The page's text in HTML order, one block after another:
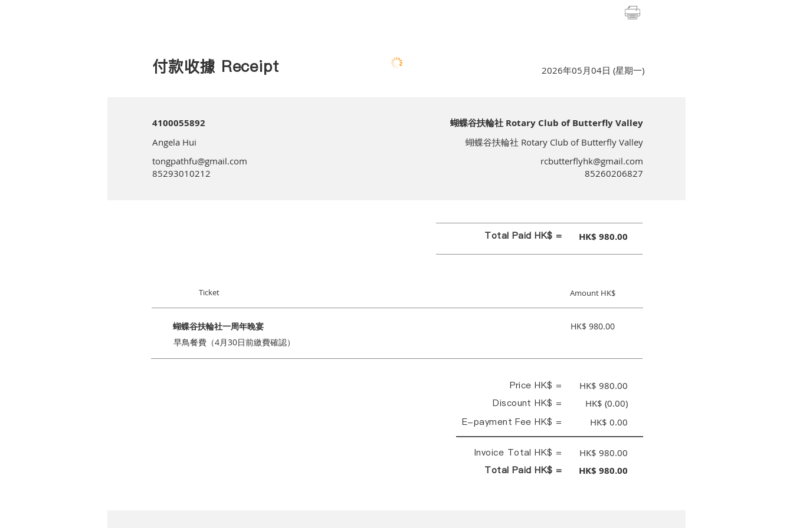
付款收據 Receipt 2026年05月04日 (星期一)
4100055892
Angela Hui
tongpathfu@gmail.com
85293010212
蝴蝶谷扶輪社 Rotary Club of Butterfly Valley
蝴蝶谷扶輪社 Rotary Club of Butterfly Valley
rcbutterflyhk@gmail.com
85260206827
Total Paid HK$ = HK$ 980.00
Ticket Amount HK$
蝴蝶谷扶輪社一周年晚宴
HK$ 980.00
早鳥餐費（4月30日前繳費確認）
Price HK$ = HK$ 980.00
Discount HK$ = HK$ (0.00)
E-payment Fee HK$ = HK$ 0.00
Invoice Total HK$ = HK$ 980.00
Total Paid HK$ = HK$ 980.00